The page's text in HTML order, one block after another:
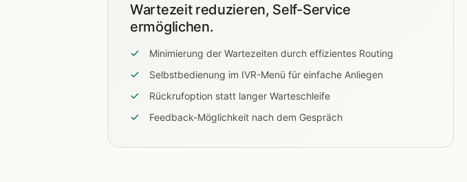
Wartezeit reduzieren, Self-Service
ermöglichen.
Minimierung der Wartezeiten durch effizientes Routing
Selbstbedienung im IVR-Menü für einfache Anliegen
Rückrufoption statt langer Warteschleife
Feedback-Möglichkeit nach dem Gespräch